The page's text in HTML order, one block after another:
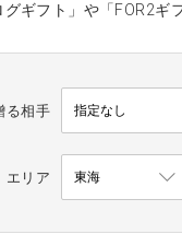
ギフト」や「FOR2ギ
る相手
エリア